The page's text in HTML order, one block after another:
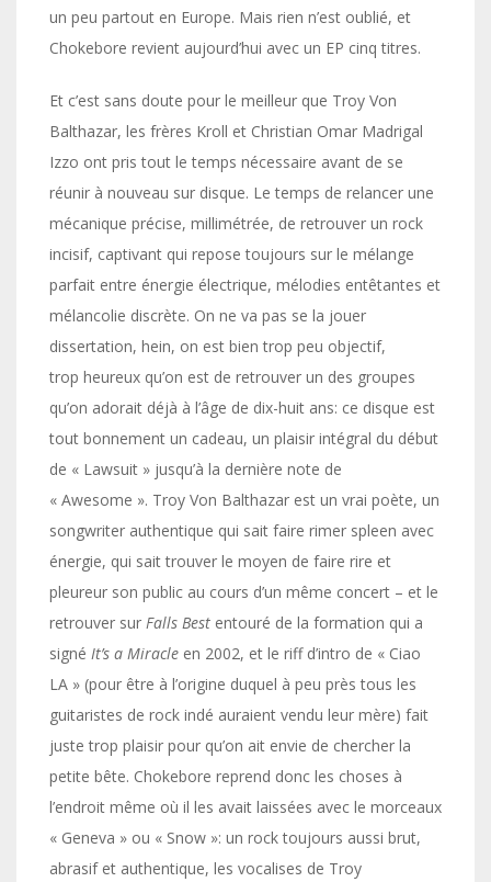
un peu partout en Europe. Mais rien n’est oublié, et
Chokebore revient aujourd’hui avec un EP cinq titres.
Et c’est sans doute pour le meilleur que Troy Von
Balthazar, les frères Kroll et Christian Omar Madrigal
Izzo ont pris tout le temps nécessaire avant de se
réunir à nouveau sur disque. Le temps de relancer une
mécanique précise, millimétrée, de retrouver un rock
incisif, captivant qui repose toujours sur le mélange
parfait entre énergie électrique, mélodies entêtantes et
mélancolie discrète. On ne va pas se la jouer
dissertation, hein, on est bien trop peu objectif,
trop heureux qu’on est de retrouver un des groupes
qu’on adorait déjà à l’âge de dix-huit ans: ce disque est
tout bonnement un cadeau, un plaisir intégral du début
de « Lawsuit » jusqu’à la dernière note de
« Awesome ». Troy Von Balthazar est un vrai poète, un
songwriter authentique qui sait faire rimer spleen avec
énergie, qui sait trouver le moyen de faire rire et
pleureur son public au cours d’un même concert – et le
retrouver sur Falls Best entouré de la formation qui a
signé It’s a Miracle en 2002, et le riff d’intro de « Ciao
LA » (pour être à l’origine duquel à peu près tous les
guitaristes de rock indé auraient vendu leur mère) fait
juste trop plaisir pour qu’on ait envie de chercher la
petite bête. Chokebore reprend donc les choses à
l’endroit même où il les avait laissées avec le morceaux
« Geneva » ou « Snow »: un rock toujours aussi brut,
abrasif et authentique, les vocalises de Troy